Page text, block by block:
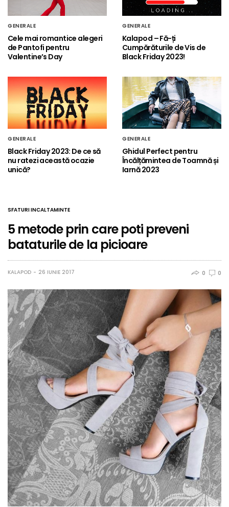
GENERALE
Cele mai romantice alegeri
de Pantofi pentru
Valentine’s Day
GENERALE
Kalapod – Fă-ți
Cumpărăturile de Vis de
Black Friday 2023!
GENERALE
Black Friday 2023: De ce să
nu ratezi această ocazie
unică?
GENERALE
Ghidul Perfect pentru
Încălțămintea de Toamnă și
Iarnă 2023
SFATURI INCALTAMINTE
5 metode prin care poti preveni
bataturile de la picioare
KALAPOD 26 IUNIE 2017 0 0